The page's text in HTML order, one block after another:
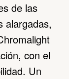
de las
alargadas,
con el
Un